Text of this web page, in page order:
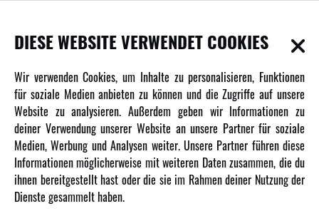
INFORMATIONEN
Newsletter
Über uns
Karriere
Amewi Kataloge
MEHR VON AMEWI
DIESE WEBSITE VERWENDET COOKIES
Wir verwenden Cookies, um Inhalte zu personalisieren, Funktionen
für soziale Medien anbieten zu können und die Zugriffe auf unsere
Website zu analysieren. Außerdem geben wir Informationen zu
deiner Verwendung unserer Website an unsere Partner für soziale
Medien, Werbung und Analysen weiter. Unsere Partner führen diese
Informationen möglicherweise mit weiteren Daten zusammen, die du
ihnen bereitgestellt hast oder die sie im Rahmen deiner Nutzung der
Dienste gesammelt haben.